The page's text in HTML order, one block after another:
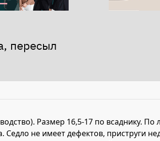
пересыл
Размер 16,5-17 по всаднику. По
не имеет дефектов, приструги